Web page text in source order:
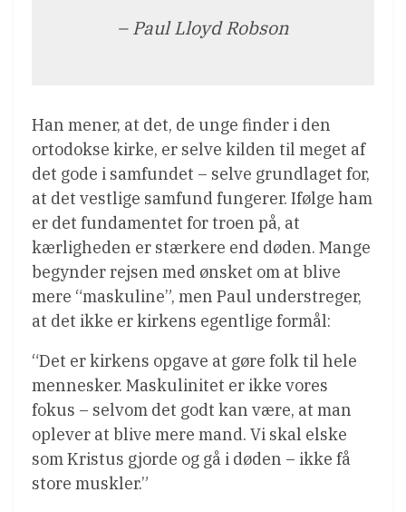
– Paul Lloyd Robson
Han mener, at det, de unge finder i den
ortodokse kirke, er selve kilden til meget af
det gode i samfundet – selve grundlaget for,
at det vestlige samfund fungerer. Ifølge ham
er det fundamentet for troen på, at
kærligheden er stærkere end døden. Mange
begynder rejsen med ønsket om at blive
mere “maskuline”, men Paul understreger,
at det ikke er kirkens egentlige formål:
“Det er kirkens opgave at gøre folk til hele
mennesker. Maskulinitet er ikke vores
fokus – selvom det godt kan være, at man
oplever at blive mere mand. Vi skal elske
som Kristus gjorde og gå i døden – ikke få
store muskler.”